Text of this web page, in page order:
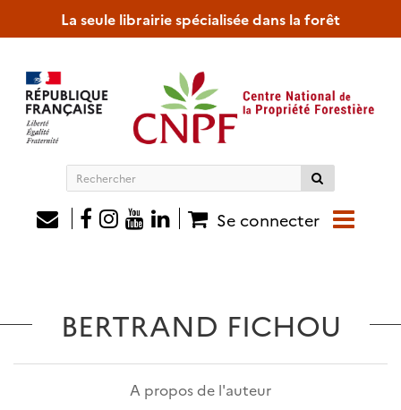
La seule librairie spécialisée dans la forêt
Rechercher
siteSe connecter
BERTRAND FICHOU
A propos de l'auteur